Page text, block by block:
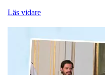
Läs vidare